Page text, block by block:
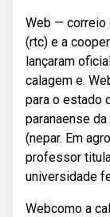
Web — correio
(rtc) e a
lançaram
calagem e.
para o estado
paranaense
(nepar. Em
professor
universidade
Webcomo a